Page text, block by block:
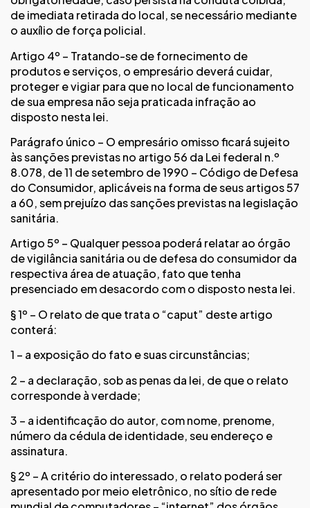
de imediata retirada do local, se necessário mediante
o auxílio de força policial.
Artigo 4º – Tratando-se de fornecimento de
produtos e serviços, o empresário deverá cuidar,
proteger e vigiar para que no local de funcionamento
de sua empresa não seja praticada infração ao
disposto nesta lei.
Parágrafo único – O empresário omisso ficará sujeito
às sanções previstas no artigo 56 da Lei federal n.º
8.078, de 11 de setembro de 1990 – Código de Defesa
do Consumidor, aplicáveis na forma de seus artigos 57
a 60, sem prejuízo das sanções previstas na legislação
sanitária.
Artigo 5º – Qualquer pessoa poderá relatar ao órgão
de vigilância sanitária ou de defesa do consumidor da
respectiva área de atuação, fato que tenha
presenciado em desacordo com o disposto nesta lei.
§ 1º – O relato de que trata o “caput” deste artigo
conterá:
1 – a exposição do fato e suas circunstâncias;
2 – a declaração, sob as penas da lei, de que o relato
corresponde à verdade;
3 – a identificação do autor, com nome, prenome,
número da cédula de identidade, seu endereço e
assinatura.
§ 2º – A critério do interessado, o relato poderá ser
apresentado por meio eletrônico, no sítio de rede